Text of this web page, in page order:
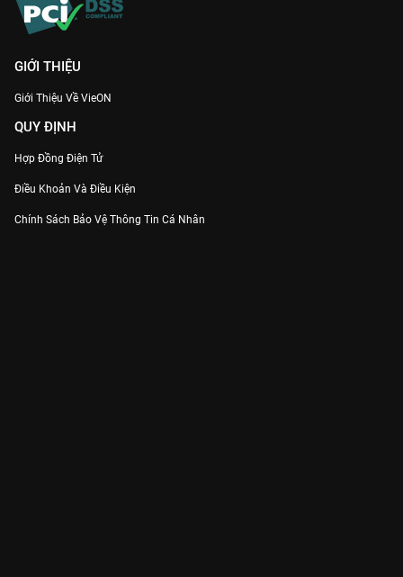
GIỚI THIỆU
Giới Thiệu Về VieON
QUY ĐỊNH
Hợp Đồng Điện Tử
Điều Khoản Và Điều Kiện
Chính Sách Bảo Vệ Thông Tin Cá Nhân